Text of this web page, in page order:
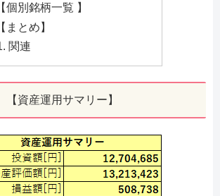
【個別銘柄一覧 】
【まとめ】
関連
【資産運用サマリー】